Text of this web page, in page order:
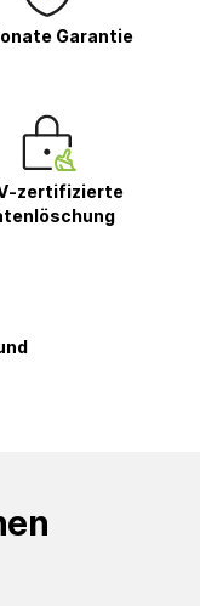
Garantie
zertifizierte